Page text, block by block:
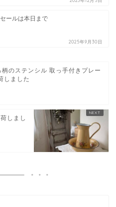
ールは本日まで
2025年9月30日
柄のステンシル 取っ手付きプレー
しました
しまし